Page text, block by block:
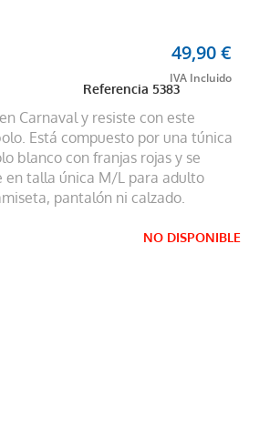
Referencia 5383
49,90 €
Carnaval y resiste con este
Está compuesto por una túnica
blanco con franjas rojas y se
en talla única M/L para adulto
pantalón ni calzado.
NO DISPONIBLE